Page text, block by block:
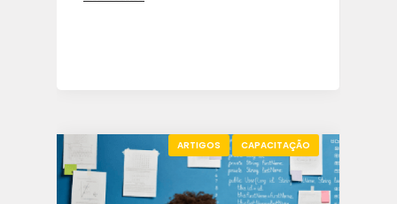
ARTIGOS CAPACITAÇÃO